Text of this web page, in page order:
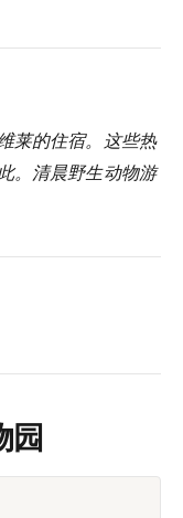
莱的住宿。这些热
。清晨野生动物游
园